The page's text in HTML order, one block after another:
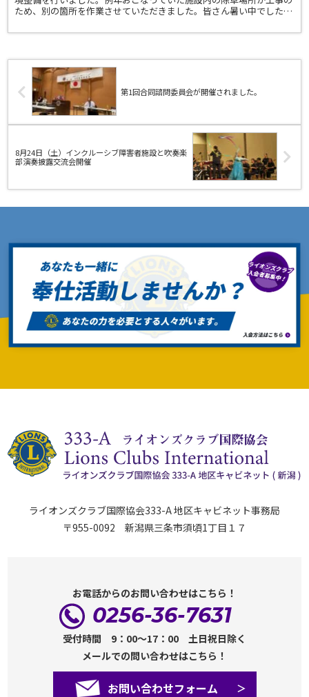
ため、別の箇所を作業させていただきました。皆さん暑い中でした
第1回合同諮問委員会が開催されました。
8月24日（土）インクルーシブ障害者施設と吹奏楽
部演奏披露交流会開催
ライオンズクラブ国際協会333-A 地区キャビネット事務局
〒955-0092 新潟県三条市須頃1丁目１７
お電話からのお問い合わせはこちら！
0256-36-7631
受付時間 9：00～17：00 土日祝日除く
メールでの問い合わせはこちら！
お問い合わせフォーム